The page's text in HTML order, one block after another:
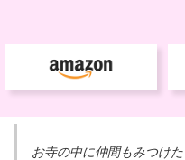
お寺の中に仲間もみつけ